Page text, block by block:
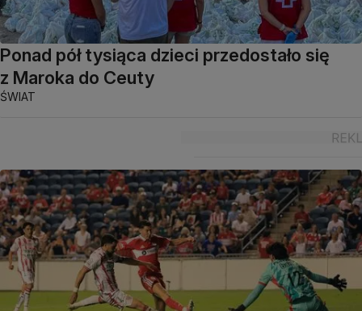
Ponad pół tysiąca dzieci przedostało się
z Maroka do Ceuty
ŚWIAT